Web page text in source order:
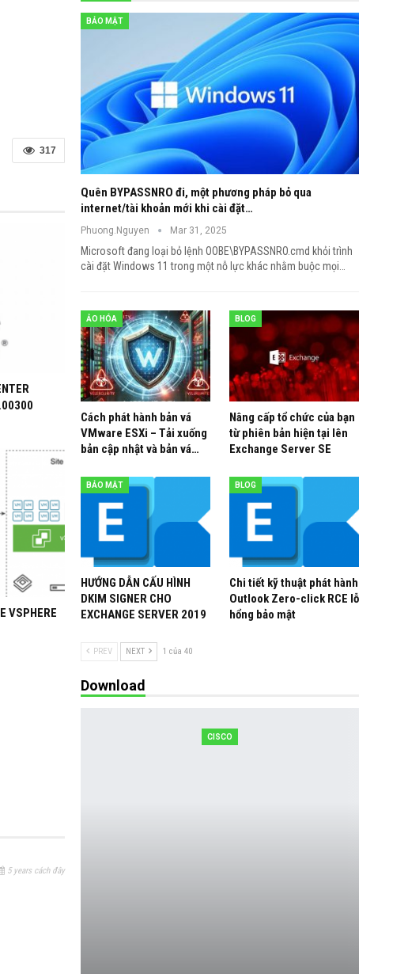
317
VSPHERE
5 years cách đây
BẢO MẬT
Quên BYPASSNRO đi, một phương pháp bỏ qua
internet/tài khoản mới khi cài đặt…
Phuong.Nguyen Mar 31, 2025
Microsoft đang loại bỏ lệnh OOBE\BYPASSNRO.cmd khỏi trình
cài đặt Windows 11 trong một nỗ lực khác nhằm buộc mọi
ẢO HÓA
Cách phát hành bản vá
VMware ESXi – Tải xuống
bản cập nhật và bản vá…
BLOG
Nâng cấp tổ chức của bạn
từ phiên bản hiện tại lên
Exchange Server SE
BẢO MẬT
HƯỚNG DẪN CẤU HÌNH
DKIM SIGNER CHO
EXCHANGE SERVER 2019
BLOG
Chi tiết kỹ thuật phát hành
Outlook Zero-click RCE lỗ
hổng bảo mật
PREV NEXT 1 của 40
Download
CISCO